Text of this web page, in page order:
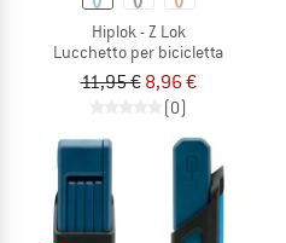
Hiplok - Z Lok
Lucchetto per bicicletta
11,95 € 8,96 €
(0)